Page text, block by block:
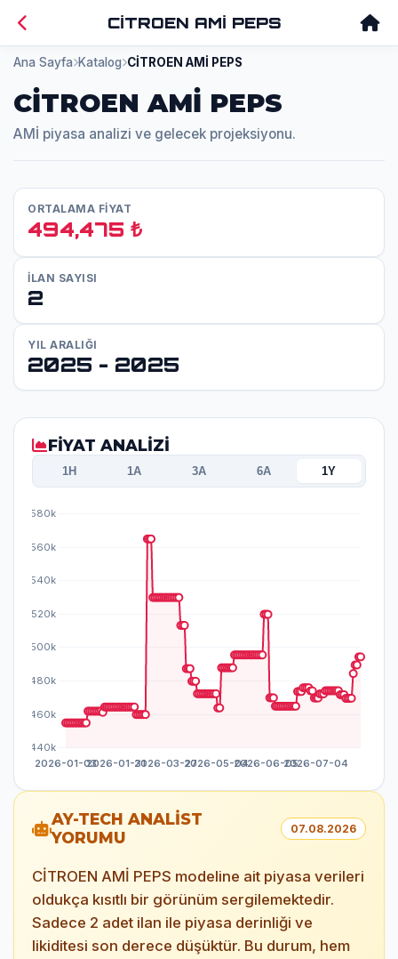
CİTROEN AMİ PEPS
Ana Sayfa Katalog CİTROEN AMİ PEPS
CİTROEN AMİ PEPS
AMİ piyasa analizi ve gelecek projeksiyonu.
ORTALAMA FİYAT
494,475 ₺
İLAN SAYISI
2
YIL ARALIĞI
2025 - 2025
FİYAT ANALİZİ
1H 1A 3A 6A 1Y
AY-TECH ANALİST
YORUMU
07.08.2026
CİTROEN AMİ PEPS modeline ait piyasa verileri
oldukça kısıtlı bir görünüm sergilemektedir.
Sadece 2 adet ilan ile piyasa derinliği ve
likiditesi son derece düşüktür. Bu durum, hem